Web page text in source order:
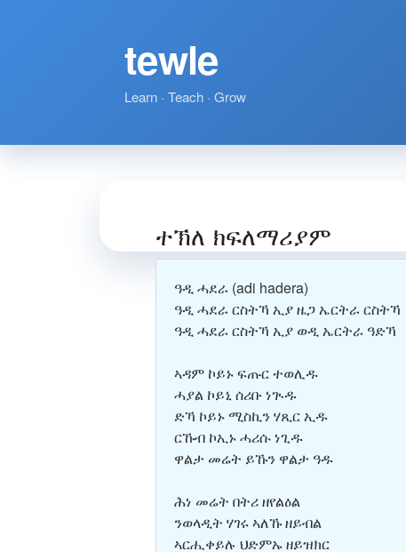
tewle
Learn · Teach · Grow
ተኽለ ክፍለማሪያም
ዓዲ ሓደራ (adi hadera)
ዓዲ ሓደራ ርስትኻ ኢያ ዜጋ ኤርትራ ርስትኻ
ዓዲ ሓደራ ርስትኻ ኢያ ወዲ ኤርትራ ዓድኻ
ኣዳም ኮይኑ ፍጡር ተወሊዱ
ሓያል ኮይኒ ሰሪቡ ነጒዱ
ድኻ ኮይኑ ሚስኪን ሃጺር ኢዱ
ርኹብ ኮኢኑ ሓሪሱ ነጊዱ
ዋልታ መሬት ይኹን ዋልታ ዓዱ
ሕነ መሬት በትሪ ዘየልዕል
ንወላዲት ሃገሩ ኣለኹ ዘይብል
ኣርሒቀይሉ ህድምኡ ዘይዝክር